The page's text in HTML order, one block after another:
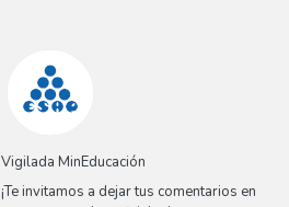
Vigilada MinEducación
¡Te invitamos a dejar tus comentarios en